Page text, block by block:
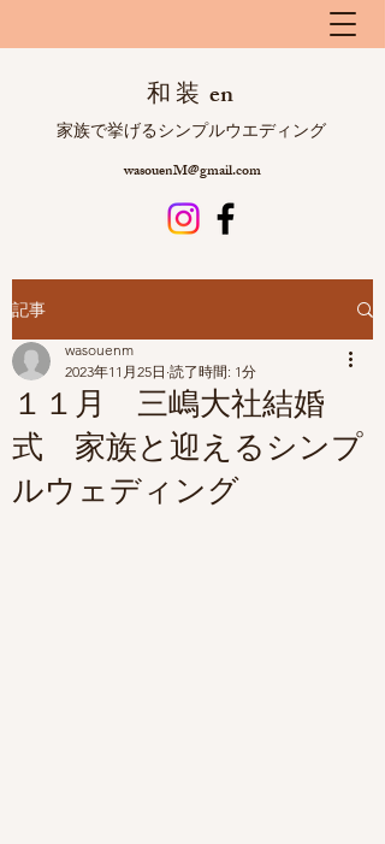
和 装 en
​ 家族で挙げるシンプルウエディング
wasouenM@gmail.com
記事
１１月 三嶋大社結婚
式 家族と迎えるシンプ
ルウェディング
wasouenm
2023年11月25日 読了時間: 1分